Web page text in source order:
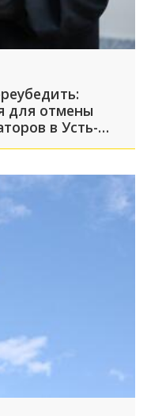
для отмены
в Усть-